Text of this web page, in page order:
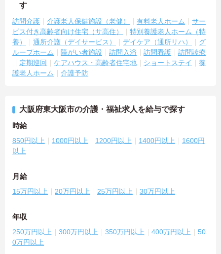
す
訪問介護 介護老人保健施設（老健） 有料老人ホーム
サー
ビス付き高齢者向け住宅（サ高住）
特別養護老人ホーム（特
養）
通所介護（デイサービス） デイケア（通所リハ）
グ
ループホーム
障がい者施設 訪問入浴 訪問看護
訪問診療
定期巡回
ケアハウス・高齢者住宅地 ショートステイ
養
護老人ホーム
介護予防
大阪府東大阪市の介護・福祉求人を給与で探す
時給
850円以上 1000円以上 1200円以上 1400円以上
1600円
以上
月給
15万円以上 20万円以上 25万円以上 30万円以上
年収
250万円以上 300万円以上 350万円以上 400万円以上
50
0万円以上